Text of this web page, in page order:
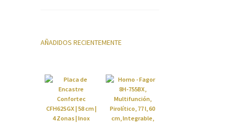
AÑADIDOS RECIENTEMENTE